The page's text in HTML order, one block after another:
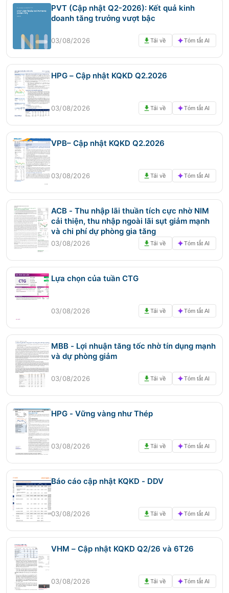
PVT (Cập nhật Q2-2026): Kết quả kinh
doanh tăng trưởng vượt bậc
03/08/2026 Tải về Tóm tắt AI
HPG – Cập nhật KQKD Q2.2026
03/08/2026 Tải về Tóm tắt AI
VPB– Cập nhật KQKD Q2.2026
03/08/2026 Tải về Tóm tắt AI
ACB - Thu nhập lãi thuần tích cực nhờ NIM
cải thiện, thu nhập ngoài lãi sụt giảm mạnh
và chi phí dự phòng gia tăng
03/08/2026 Tải về Tóm tắt AI
Lựa chọn của tuần CTG
03/08/2026 Tải về Tóm tắt AI
MBB - Lợi nhuận tăng tốc nhờ tín dụng mạnh
và dự phòng giảm
03/08/2026 Tải về Tóm tắt AI
HPG - Vững vàng như Thép
03/08/2026 Tải về Tóm tắt AI
Báo cáo cập nhật KQKD - DDV
03/08/2026 Tải về Tóm tắt AI
VHM – Cập nhật KQKD Q2/26 và 6T26
03/08/2026 Tải về Tóm tắt AI